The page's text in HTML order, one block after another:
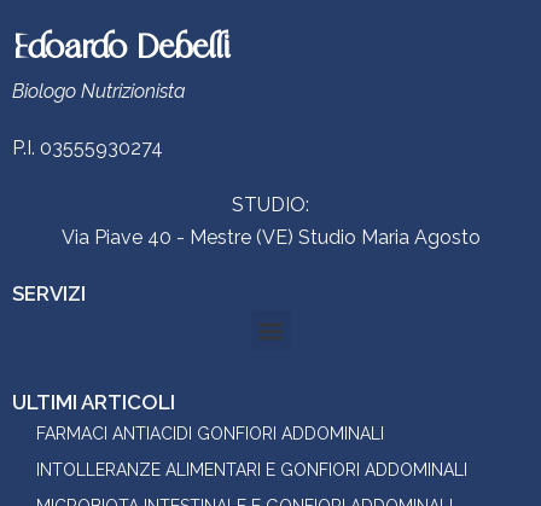
Edoardo Debelli
Biologo Nutrizionista
P.I. 03555930274
STUDIO:
Via Piave 40 - Mestre (VE) Studio Maria Agosto
SERVIZI
ULTIMI ARTICOLI
FARMACI ANTIACIDI GONFIORI ADDOMINALI
INTOLLERANZE ALIMENTARI E GONFIORI ADDOMINALI